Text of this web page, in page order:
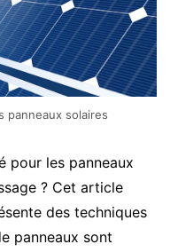
panneaux solaires
pour les panneaux
? Cet article
des techniques
panneaux sont